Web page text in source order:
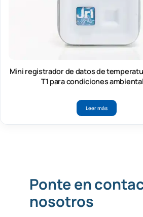
Mini registrador de datos de
T1 para condiciones
Leer más
Ponte en
nosotros